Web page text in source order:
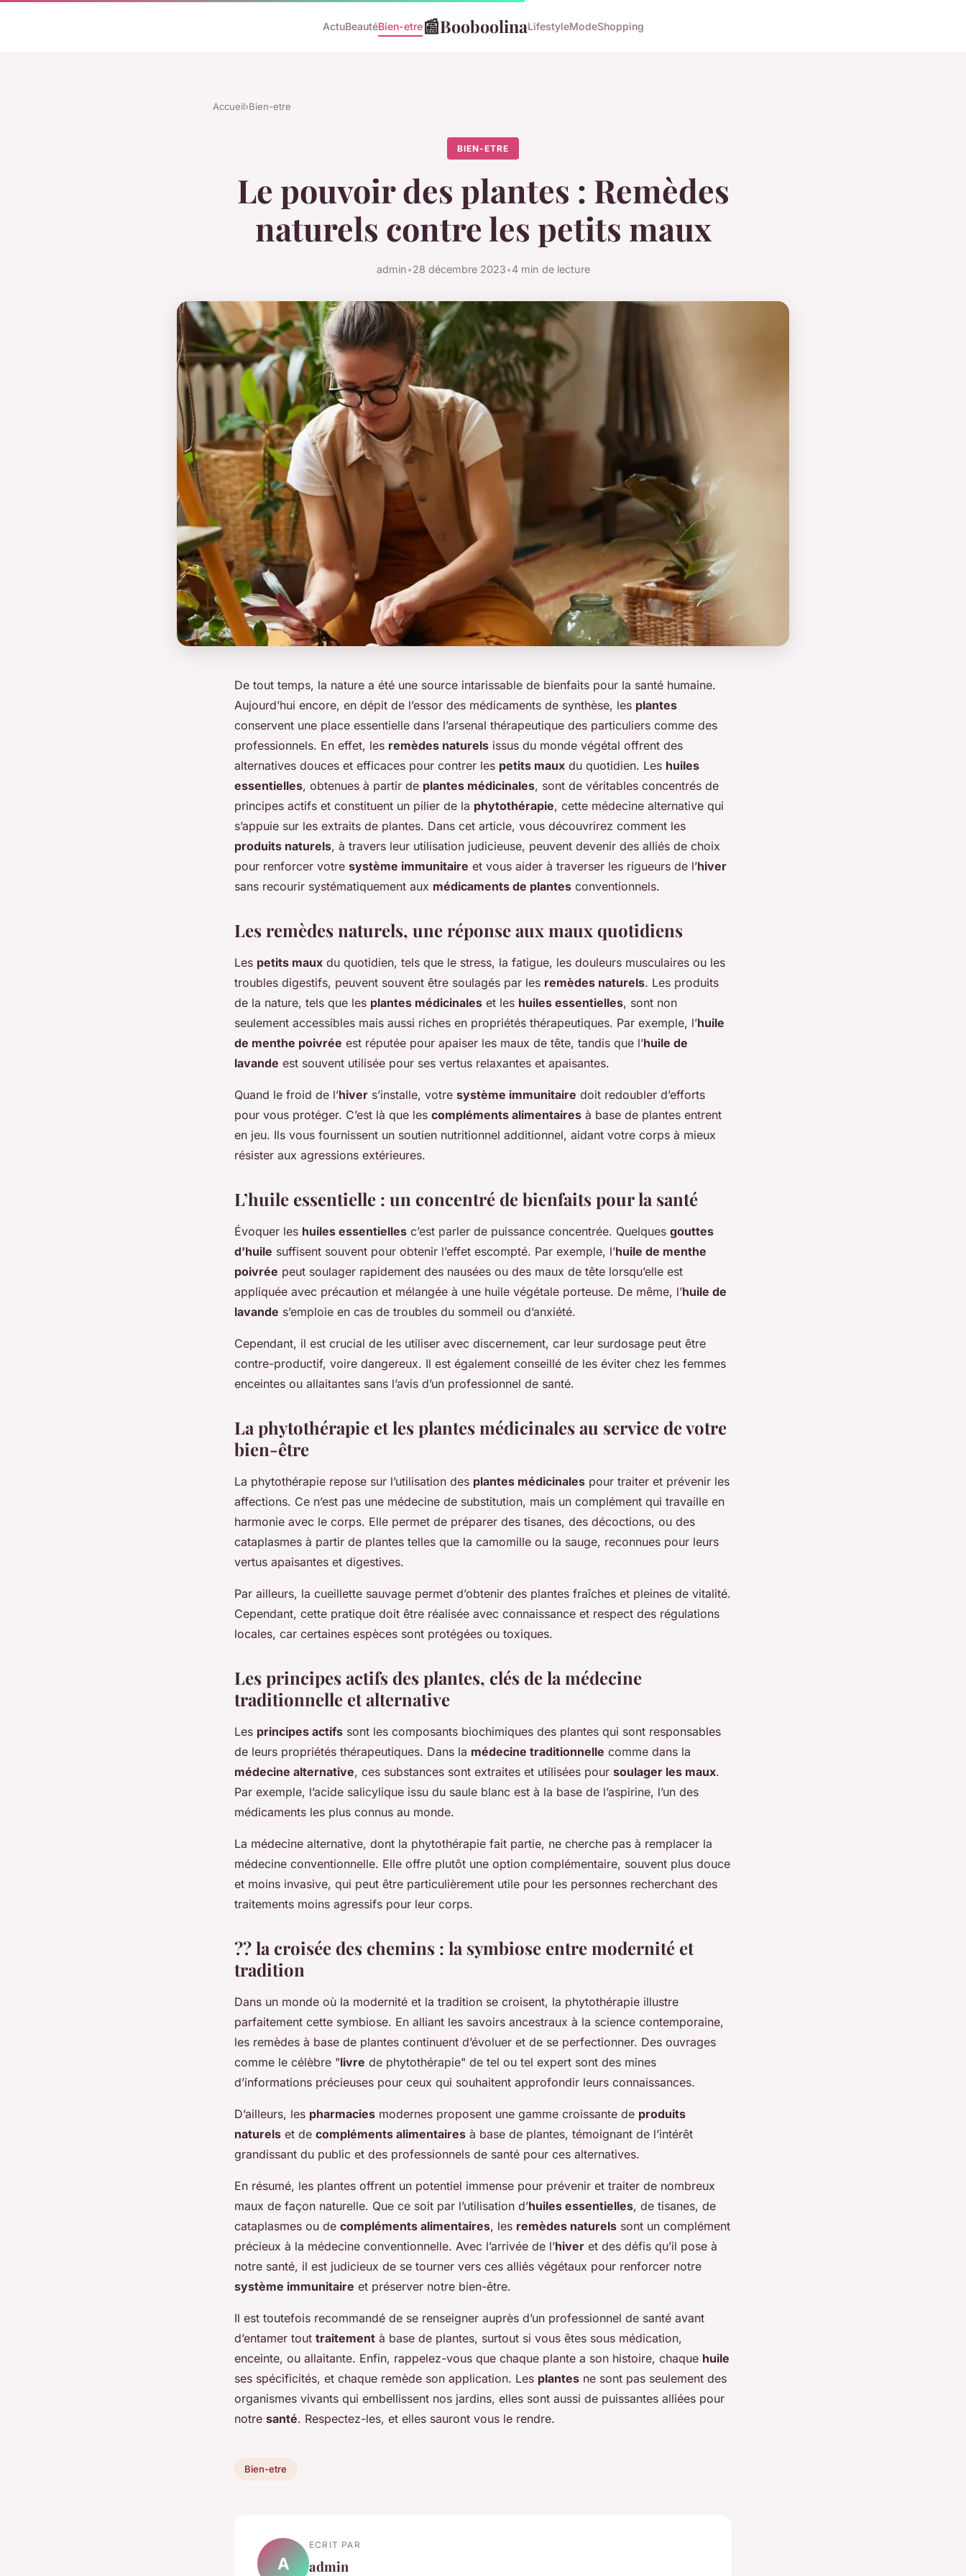
ActuBeautéBien-etre📰BooboolinaLifestyleModeShopping
Accueil›Bien-etre
BIEN-ETRE
Le pouvoir des plantes : Remèdes
naturels contre les petits maux
admin•28 décembre 2023•4 min de lecture
De tout temps, la nature a été une source intarissable de bienfaits pour la santé humaine.
Aujourd’hui encore, en dépit de l’essor des médicaments de synthèse, les plantes
conservent une place essentielle dans l’arsenal thérapeutique des particuliers comme des
professionnels. En effet, les remèdes naturels issus du monde végétal offrent des
alternatives douces et efficaces pour contrer les petits maux du quotidien. Les huiles
essentielles, obtenues à partir de plantes médicinales, sont de véritables concentrés de
principes actifs et constituent un pilier de la phytothérapie, cette médecine alternative qui
s’appuie sur les extraits de plantes. Dans cet article, vous découvrirez comment les
produits naturels, à travers leur utilisation judicieuse, peuvent devenir des alliés de choix
pour renforcer votre système immunitaire et vous aider à traverser les rigueurs de l’hiver
sans recourir systématiquement aux médicaments de plantes conventionnels.
Les remèdes naturels, une réponse aux maux quotidiens
Les petits maux du quotidien, tels que le stress, la fatigue, les douleurs musculaires ou les
troubles digestifs, peuvent souvent être soulagés par les remèdes naturels. Les produits
de la nature, tels que les plantes médicinales et les huiles essentielles, sont non
seulement accessibles mais aussi riches en propriétés thérapeutiques. Par exemple, l’huile
de menthe poivrée est réputée pour apaiser les maux de tête, tandis que l’huile de
lavande est souvent utilisée pour ses vertus relaxantes et apaisantes.
Quand le froid de l’hiver s’installe, votre système immunitaire doit redoubler d’efforts
pour vous protéger. C’est là que les compléments alimentaires à base de plantes entrent
en jeu. Ils vous fournissent un soutien nutritionnel additionnel, aidant votre corps à mieux
résister aux agressions extérieures.
L’huile essentielle : un concentré de bienfaits pour la santé
Évoquer les huiles essentielles c’est parler de puissance concentrée. Quelques gouttes
d’huile suffisent souvent pour obtenir l’effet escompté. Par exemple, l’huile de menthe
poivrée peut soulager rapidement des nausées ou des maux de tête lorsqu’elle est
appliquée avec précaution et mélangée à une huile végétale porteuse. De même, l’huile de
lavande s’emploie en cas de troubles du sommeil ou d’anxiété.
Cependant, il est crucial de les utiliser avec discernement, car leur surdosage peut être
contre-productif, voire dangereux. Il est également conseillé de les éviter chez les femmes
enceintes ou allaitantes sans l’avis d’un professionnel de santé.
La phytothérapie et les plantes médicinales au service de votre
bien-être
La phytothérapie repose sur l’utilisation des plantes médicinales pour traiter et prévenir les
affections. Ce n’est pas une médecine de substitution, mais un complément qui travaille en
harmonie avec le corps. Elle permet de préparer des tisanes, des décoctions, ou des
cataplasmes à partir de plantes telles que la camomille ou la sauge, reconnues pour leurs
vertus apaisantes et digestives.
Par ailleurs, la cueillette sauvage permet d’obtenir des plantes fraîches et pleines de vitalité.
Cependant, cette pratique doit être réalisée avec connaissance et respect des régulations
locales, car certaines espèces sont protégées ou toxiques.
Les principes actifs des plantes, clés de la médecine
traditionnelle et alternative
Les principes actifs sont les composants biochimiques des plantes qui sont responsables
de leurs propriétés thérapeutiques. Dans la médecine traditionnelle comme dans la
médecine alternative, ces substances sont extraites et utilisées pour soulager les maux.
Par exemple, l’acide salicylique issu du saule blanc est à la base de l’aspirine, l’un des
médicaments les plus connus au monde.
La médecine alternative, dont la phytothérapie fait partie, ne cherche pas à remplacer la
médecine conventionnelle. Elle offre plutôt une option complémentaire, souvent plus douce
et moins invasive, qui peut être particulièrement utile pour les personnes recherchant des
traitements moins agressifs pour leur corps.
?? la croisée des chemins : la symbiose entre modernité et
tradition
Dans un monde où la modernité et la tradition se croisent, la phytothérapie illustre
parfaitement cette symbiose. En alliant les savoirs ancestraux à la science contemporaine,
les remèdes à base de plantes continuent d’évoluer et de se perfectionner. Des ouvrages
comme le célèbre "livre de phytothérapie" de tel ou tel expert sont des mines
d’informations précieuses pour ceux qui souhaitent approfondir leurs connaissances.
D’ailleurs, les pharmacies modernes proposent une gamme croissante de produits
naturels et de compléments alimentaires à base de plantes, témoignant de l’intérêt
grandissant du public et des professionnels de santé pour ces alternatives.
En résumé, les plantes offrent un potentiel immense pour prévenir et traiter de nombreux
maux de façon naturelle. Que ce soit par l’utilisation d’huiles essentielles, de tisanes, de
cataplasmes ou de compléments alimentaires, les remèdes naturels sont un complément
précieux à la médecine conventionnelle. Avec l’arrivée de l’hiver et des défis qu’il pose à
notre santé, il est judicieux de se tourner vers ces alliés végétaux pour renforcer notre
système immunitaire et préserver notre bien-être.
Il est toutefois recommandé de se renseigner auprès d’un professionnel de santé avant
d’entamer tout traitement à base de plantes, surtout si vous êtes sous médication,
enceinte, ou allaitante. Enfin, rappelez-vous que chaque plante a son histoire, chaque huile
ses spécificités, et chaque remède son application. Les plantes ne sont pas seulement des
organismes vivants qui embellissent nos jardins, elles sont aussi de puissantes alliées pour
notre santé. Respectez-les, et elles sauront vous le rendre.
Bien-etre
A
ECRIT PAR
admin